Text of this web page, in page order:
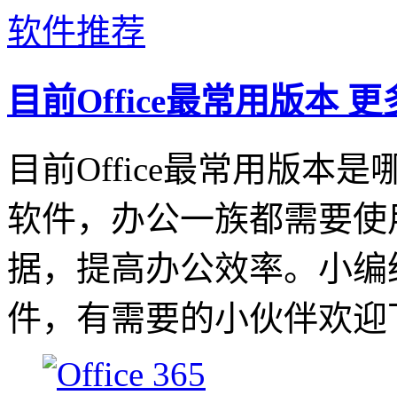
目前Office最常用版本 更
目前Office最常用版本是
软件，办公一族都需要
据，提高办公效率。小
件，有需要的小伙伴欢